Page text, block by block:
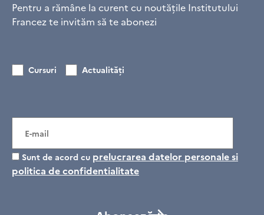
Pentru a rămâne la curent cu noutățile Institutului
Francez te invităm să te abonezi
Cursuri Actualități
Sunt de acord cu prelucrarea datelor personale si
politica de confidentialitate